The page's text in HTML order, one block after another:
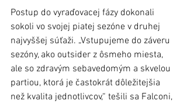
Postup do vyraďovacej fázy dokonali
sokoli vo svojej piatej sezóne v druhej
najvyššej súťaži. „Vstupujeme do záveru
sezóny, ako outsider z ôsmeho miesta,
ale so zdravým sebavedomým a skvelou
partiou, ktorá je častokrát dôležitejšia
než kvalita jednotlivcov,“ tešili sa Falconi,